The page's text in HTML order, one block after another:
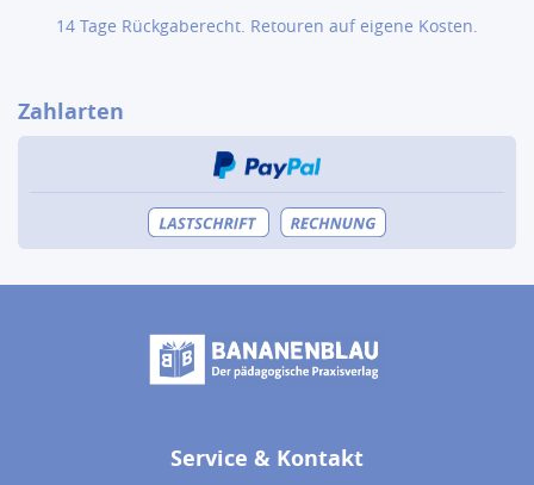
14 Tage Rückgaberecht. Retouren auf eigene Kosten.
Zahlarten
Service & Kontakt